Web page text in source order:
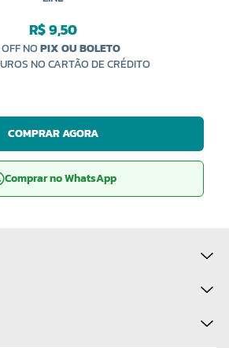
R$ 9,50
NOPIX OU BOLETO
NO CARTÃO DE CRÉDITO
COMPRAR AGORA
Comprar no WhatsApp